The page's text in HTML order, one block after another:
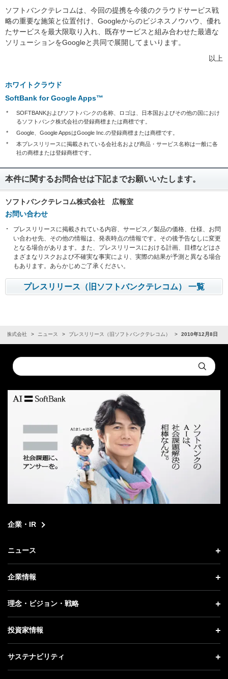
ソフトバンクテレコムは、今回の提携を今後のクラウドサービス戦
略の重要な施策と位置付け、Googleからのビジネスノウハウ、優れ
たサービスを最大限取り入れ、既存サービスと組み合わせた最適な
ソリューションをGoogleと共同で展開してまいります。
以上
ホワイトクラウド
SoftBank for Google Apps™
*
SOFTBANKおよびソフトバンクの名称、ロゴは、日本国およびその他の国におけ
るソフトバンク株式会社の登録商標または商標です。
*
Google、Google AppsはGoogle Inc.の登録商標または商標です。
*
本プレスリリースに掲載されている会社名および商品・サービス名称は一般に各
社の商標または登録商標です。
本件に関するお問合せは下記までお願いいたします。
ソフトバンクテレコム株式会社 広報室
お問い合わせ
プレスリリースに掲載されている内容、サービス／製品の価格、仕様、お問
い合わせ先、その他の情報は、発表時点の情報です。その後予告なしに変更
となる場合があります。また、プレスリリースにおける計画、目標などはさ
まざまなリスクおよび不確実な事実により、実際の結果が予測と異なる場合
もあります。あらかじめご了承ください。
プレスリリース（旧ソフトバンクテレコム） 一覧
ク株式会社 ニュース プレスリリース（旧ソフトバンクテレコム） 2010年12月8日
Conduct
a
Submit
企業・IR
ニュース
ニュース トップ
プレスリリース
更新情報
記者説明会
企業情報
企業情報 トップ
社長メッセージ
事業紹介
理念・ビジョン・戦略
理念・ビジョン・戦略 トップ
成長戦略「Activate AI for Society」
投資家情報
投資家情報 トップ
経営方針
サステナビリティ